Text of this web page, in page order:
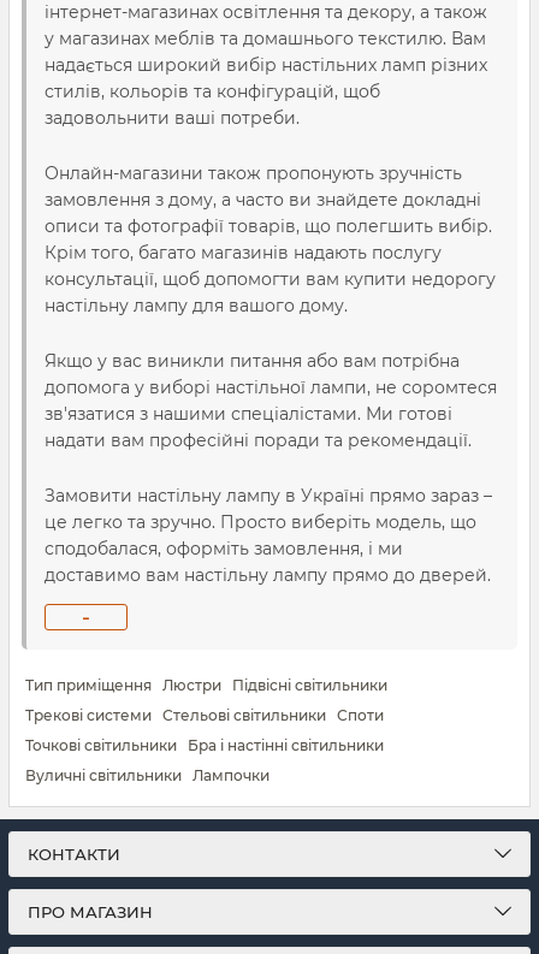
інтернет-магазинах освітлення та декору, а також
у магазинах меблів та домашнього текстилю. Вам
надається широкий вибір настільних ламп різних
стилів, кольорів та конфігурацій, щоб
задовольнити ваші потреби.
Онлайн-магазини також пропонують зручність
замовлення з дому, а часто ви знайдете докладні
описи та фотографії товарів, що полегшить вибір.
Крім того, багато магазинів надають послугу
консультації, щоб допомогти вам купити недорогу
настільну лампу для вашого дому.
Якщо у вас виникли питання або вам потрібна
допомога у виборі настільної лампи, не соромтеся
зв'язатися з нашими спеціалістами. Ми готові
надати вам професійні поради та рекомендації.
Замовити настільну лампу в Україні прямо зараз –
це легко та зручно. Просто виберіть модель, що
сподобалася, оформіть замовлення, і ми
доставимо вам настільну лампу прямо до дверей.
-
Тип приміщення Люстри
Підвісні світильники
Трекові системи Стельові світильники Споти
Точкові світильники
Бра і настінні світильники
Вуличні світильники Лампочки
КОНТАКТИ
ПРО МАГАЗИН